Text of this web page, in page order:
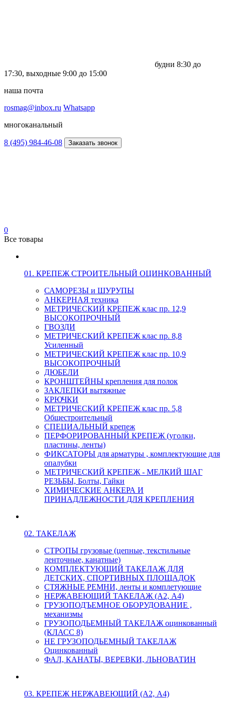
будни 8:30 до
17:30, выходные 9:00 до 15:00
наша почта
rosmag@inbox.ru Whatsapp
многоканальный
8 (495) 984-46-08 Заказать звонок
0
Все товары
01. КРЕПЕЖ СТРОИТЕЛЬНЫЙ ОЦИНКОВАННЫЙ
САМОРЕЗЫ и ШУРУПЫ
АНКЕРНАЯ техника
МЕТРИЧЕСКИЙ КРЕПЕЖ клас пр. 12,9
ВЫСОКОПРОЧНЫЙ
ГВОЗДИ
МЕТРИЧЕСКИЙ КРЕПЕЖ клас пр. 8,8
Усиленный
МЕТРИЧЕСКИЙ КРЕПЕЖ клас пр. 10,9
ВЫСОКОПРОЧНЫЙ
ДЮБЕЛИ
КРОНШТЕЙНЫ крепления для полок
ЗАКЛЕПКИ вытяжные
КРЮЧКИ
МЕТРИЧЕСКИЙ КРЕПЕЖ клас пр. 5,8
Общестроительный
СПЕЦИАЛЬНЫЙ крепеж
ПЕРФОРИРОВАННЫЙ КРЕПЕЖ (уголки,
пластины, ленты)
ФИКСАТОРЫ для арматуры , комплектующие для
опалубки
МЕТРИЧЕСКИЙ КРЕПЕЖ - МЕЛКИЙ ШАГ
РЕЗЬБЫ, Болты, Гайки
ХИМИЧЕСКИЕ АНКЕРА И
ПРИНАДЛЕЖНОСТИ ДЛЯ КРЕПЛЕНИЯ
02. ТАКЕЛАЖ
СТРОПЫ грузовые (цепные, текстильные
ленточные, канатные)
КОМПЛЕКТУЮЩИЙ ТАКЕЛАЖ ДЛЯ
ДЕТСКИХ, СПОРТИВНЫХ ПЛОЩАДОК
СТЯЖНЫЕ РЕМНИ, ленты и комплетующие
НЕРЖАВЕЮЩИЙ ТАКЕЛАЖ (А2, А4)
ГРУЗОПОДЪЕМНОЕ ОБОРУДОВАНИЕ ,
механизмы
ГРУЗОПОДЬЕМНЫЙ ТАКЕЛАЖ оцинкованный
(КЛАСС 8)
НЕ ГРУЗОПОДЬЕМНЫЙ ТАКЕЛАЖ
Оцинкованный
ФАЛ, КАНАТЫ, ВЕРЕВКИ, ЛЬНОВАТИН
03. КРЕПЕЖ НЕРЖАВЕЮЩИЙ (А2, А4)